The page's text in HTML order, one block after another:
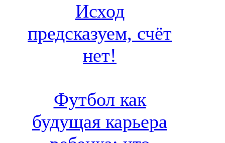
Исход
предсказуем, счёт
нет!
Футбол как
будущая карьера